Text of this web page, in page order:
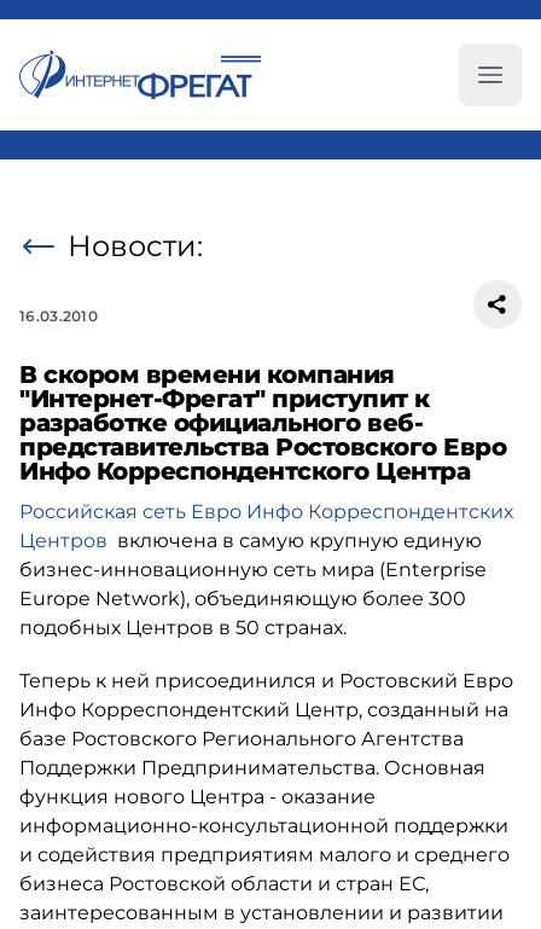
Новости:
16.03.2010
В скором времени компания
"Интернет-Фрегат" приступит к
разработке официального веб-
представительства Ростовского Евро
Инфо Корреспондентского Центра
Российская сеть Евро Инфо Корреспондентских
Центров включена в самую крупную единую
бизнес-инновационную сеть мира (Enterprise
Europe Network), объединяющую более 300
подобных Центров в 50 странах.
Теперь к ней присоединился и Ростовский Евро
Инфо Корреспондентский Центр, созданный на
базе Ростовского Регионального Агентства
Поддержки Предпринимательства. Основная
функция нового Центра - оказание
информационно-консультационной поддержки
и содействия предприятиям малого и среднего
бизнеса Ростовской области и стран ЕС,
заинтересованным в установлении и развитии